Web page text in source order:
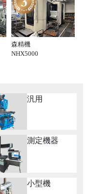
森精機
NHX5000
汎用
測定機器
小型機